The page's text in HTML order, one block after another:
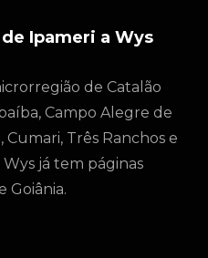
Ipameri a Wys
de Catalão
Campo Alegre de
Cumari, Três Ranchos e
Wys já tem páginas
Goiânia.